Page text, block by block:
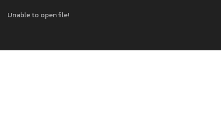
Unable to open file!